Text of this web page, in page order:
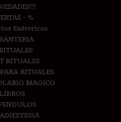
- %
Esótericos
RITUALES
RITUALES
MAGICO
LIBROS